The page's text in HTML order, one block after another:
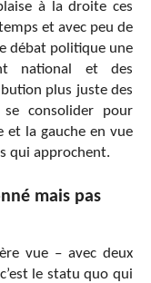
à la droite ces
et avec peu de
débat politique une
national et des
plus juste des
se consolider pour
la gauche en vue
qui approchent.
mais pas
vue – avec deux
le statu quo qui